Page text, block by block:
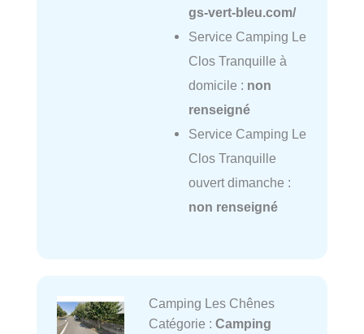
gs-vert-bleu.com/
Service Camping Le
Clos Tranquille à
domicile : non
renseigné
Service Camping Le
Clos Tranquille
ouvert dimanche :
non renseigné
Camping Les Chênes
Catégorie : Camping